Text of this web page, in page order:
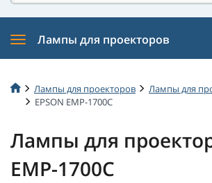
Лампы для проекторов
Лампы для проекторов
Лампы для
EPSON EMP-1700C
Лампы для
EMP-1700C